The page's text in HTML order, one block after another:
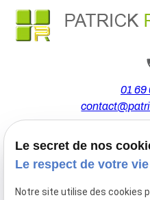
01 69
44 Avenue de
91160
Le secret de nos
Le respect de votre
Notre site utilise des cookies